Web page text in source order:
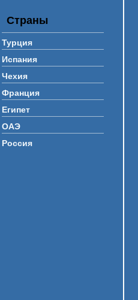
Страны
Турция
Испания
Чехия
Франция
Египет
ОАЭ
Россия